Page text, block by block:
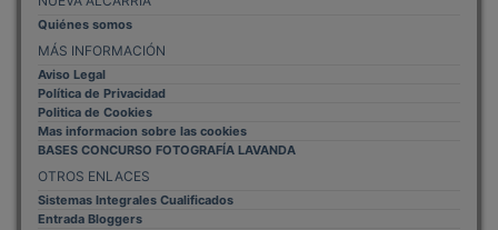
Quiénes somos
MÁS INFORMACIÓN
Aviso Legal
Política de Privacidad
Politica de Cookies
Mas informacion sobre las cookies
BASES CONCURSO FOTOGRAFÍA LAVANDA
Sistemas Integrales Cualificados
Entrada Bloggers
Aviso Legal